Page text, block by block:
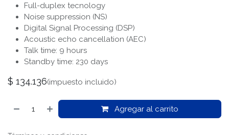
Full-duplex tecnology
Noise suppression (NS)
Digital Signal Processing (DSP)
Acoustic echo cancellation (AEC)
Talk time: 9 hours
Standby time: 230 days
$ 134.136(impuesto incluido)
Agregar al carrito